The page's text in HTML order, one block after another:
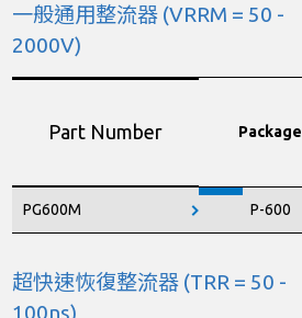
一般通用整流器 (VRRM = 50 -
2000V)
Part Number
PG600M
Package
P-600
超快速恢復整流器 (TRR = 50 -
100ns)